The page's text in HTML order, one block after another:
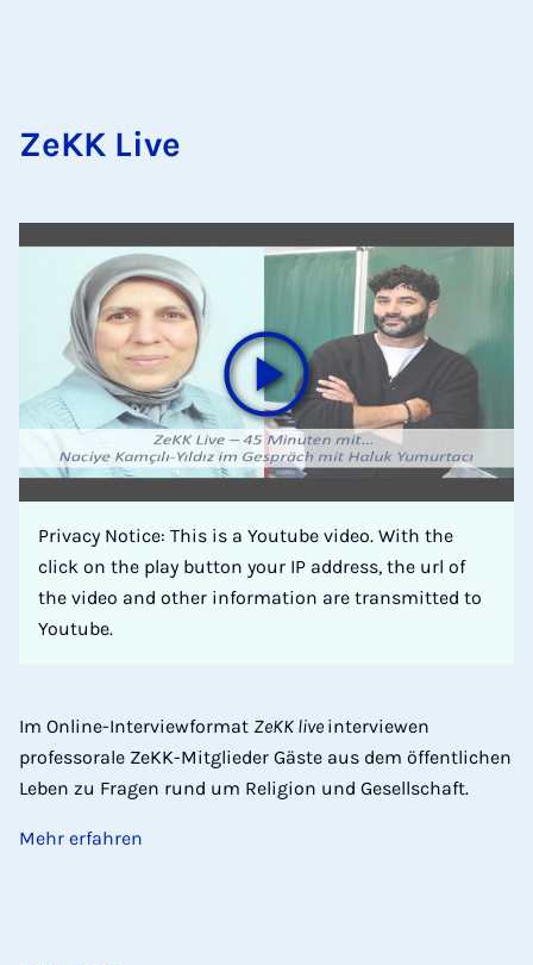
ZeKK Live
Privacy Notice: This is a Youtube video. With the
click on the play button your IP address, the url of
the video and other information are transmitted to
Youtube.
Im Online-Interviewformat ZeKK live interviewen
professorale ZeKK-Mitglieder Gäste aus dem öffentlichen
Leben zu Fragen rund um Religion und Gesellschaft.
Mehr erfahren